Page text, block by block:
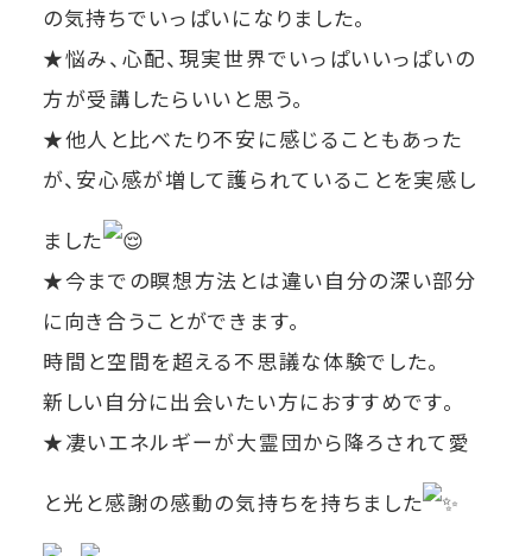
の気持ちでいっぱいになりました。
★悩み、心配、現実世界でいっぱいいっぱいの
方が受講したらいいと思う。
★他人と比べたり不安に感じることもあった
が、安心感が増して護られていることを実感し
ました
★今までの瞑想方法とは違い自分の深い部分
に向き合うことができます。
時間と空間を超える不思議な体験でした。
新しい自分に出会いたい方におすすめです。
★凄いエネルギーが大霊団から降ろされて愛
と光と感謝の感動の気持ちを持ちました